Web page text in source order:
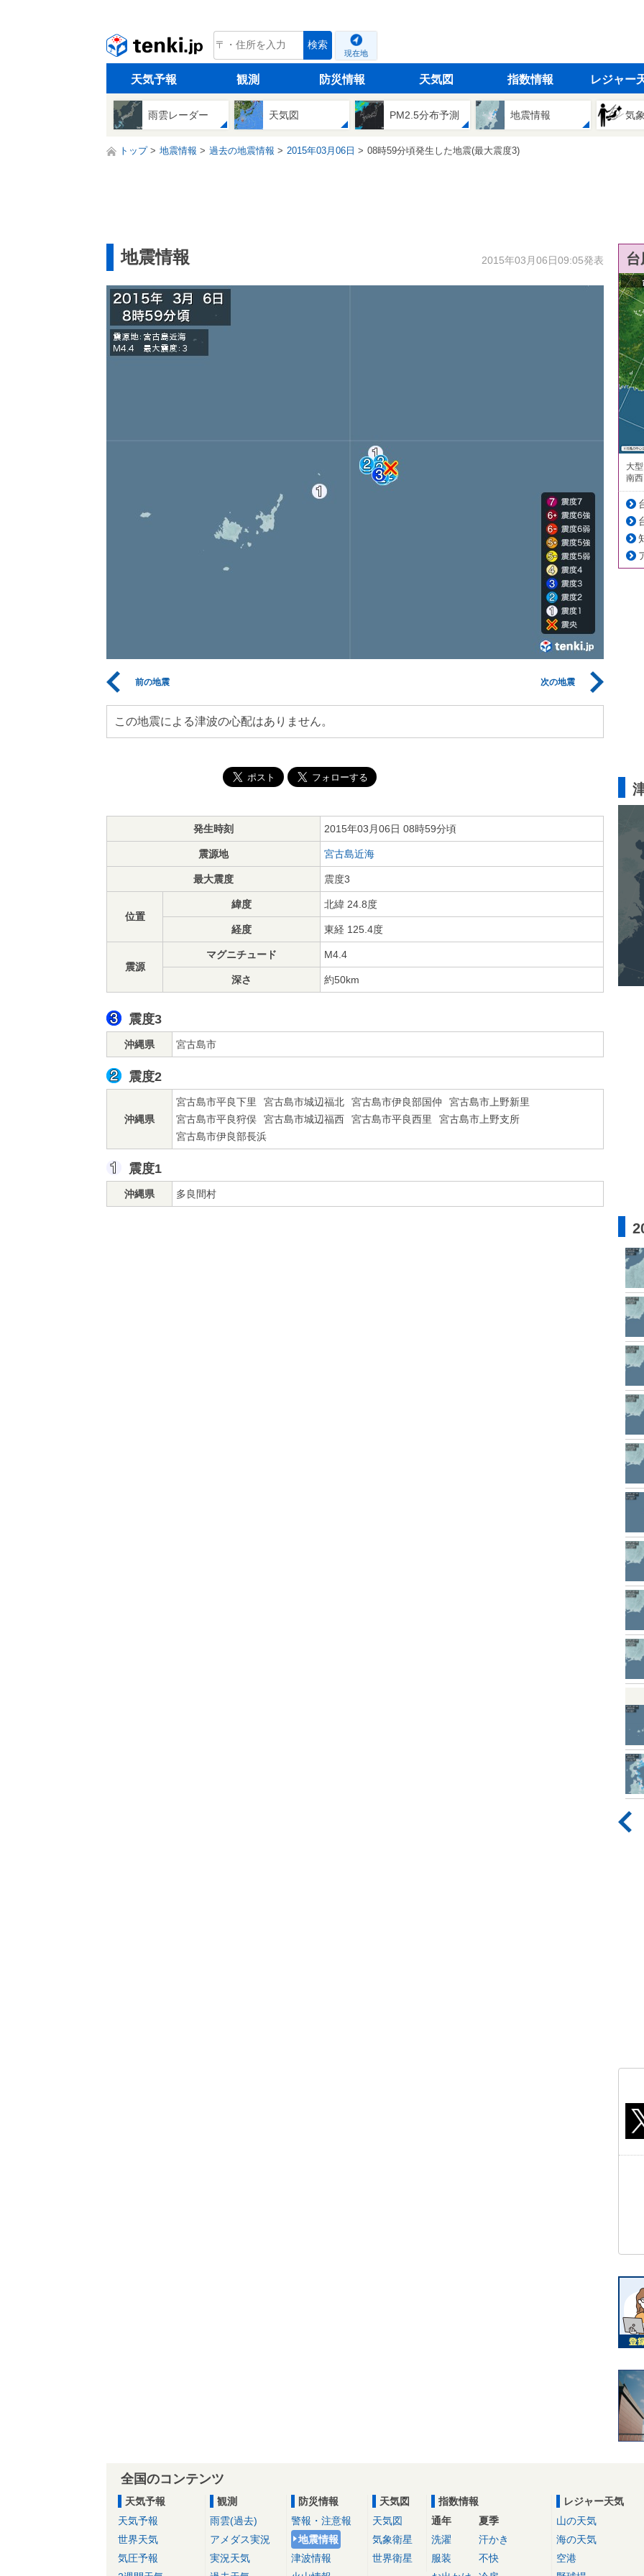
tenki.jp 検索
現在地
天気予報 観測 防災情報 天気図 指数情報 レジャー
雨雲レーダー 天気図 PM2.5分布予測 地震情報 気
トップ 地震情報 過去の地震情報 2015年03月06日 08時59分頃発生した地震(最大震度3)
地震情報 2015年03月06日09:05発表
前の地震 次の地震
この地震による津波の心配はありません。
発生時刻 2015年03月06日 08時59分頃
震源地 宮古島近海
最大震度 震度3
位置
緯度 北緯 24.8度
経度 東経 125.4度
震源
マグニチュード M4.4
深さ 約50km
震度3
沖縄県 宮古島市
震度2
沖縄県
宮古島市平良下里 宮古島市城辺福北 宮古島市伊良部国仲
宮古島市上野新里
宮古島市平良狩俣
宮古島市城辺福西 宮古島市平良西里
宮古島市上野支所
宮古島市伊良部長浜
震度1
沖縄県 多良間村
大
南
全国のコンテンツ
天気予報
天気予報
世界天気
気圧予報
観測
雨雲(過去)
アメダス実況
実況天気
防災情報
警報・注意報
地震情報
津波情報
天気図
天気図
気象衛星
世界衛星
指数情報
通年
洗濯
服装
夏季
汗かき
不快
レジャー天気
山の天気
海の天気
空港